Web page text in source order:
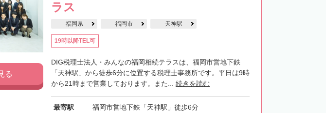
ラス
福岡県 福岡市 天神駅
19時以降TEL可
DIG税理士法人・みんなの福岡相続テラスは、福岡市営地下鉄
「天神駅」から徒歩6分に位置する税理士事務所です。平日は9時
から21時まで営業しております。また... 続きを読む
最寄駅 福岡市営地下鉄「天神駅」徒歩6分
る